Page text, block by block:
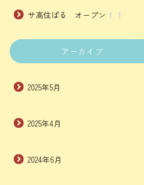
サ高住ぱる オープン
アーカイブ
2025年5月
2025年4月
2024年6月